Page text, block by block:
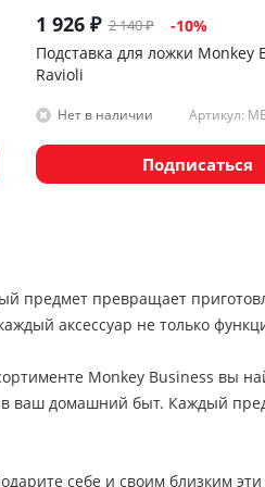
1 926₽ 2 140₽ -10%
Подставка для ложки Monkey
Ravioli
Нет в наличии Артикул:
Подписаться
предмет превращает
аксессуар не только
Monkey Business вы
ваш домашний быт. Каждый
себе и своим близким